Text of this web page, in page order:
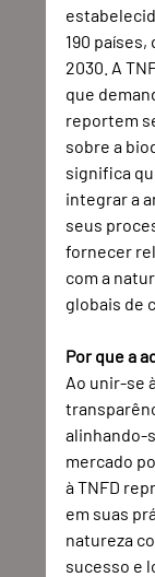
190
2030. A
que
reportem
sobre a
significa
integrar a
seus
fornecer
com a
globais de
Por que a
Ao unir-se
alinhando-
mercado
à TNFD
em suas
natureza
sucesso e